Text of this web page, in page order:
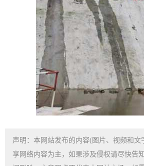
声明：本网站发布的内容(图片、视频和文
享网络内容为主，如果涉及侵权请尽快告